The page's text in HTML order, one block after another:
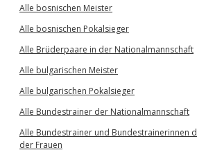
Alle bosnischen Meister
Alle bosnischen Pokalsieger
Alle Brüderpaare in der Nationalmannschaft
Alle bulgarischen Meister
Alle bulgarischen Pokalsieger
Alle Bundestrainer der Nationalmannschaft
Alle Bundestrainer und Bundestrainerinnen
der Frauen